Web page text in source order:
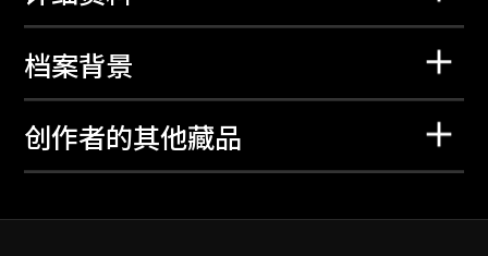
档案背景
创作者的其他藏品